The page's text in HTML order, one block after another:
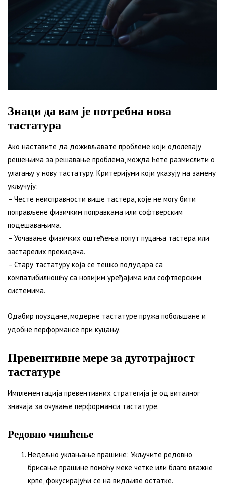
Знаци да вам је потребна нова
тастатура
Ако наставите да доживљавате проблеме који одолевају
решењима за решавање проблема, можда ћете размислити о
улагању у нову тастатуру. Критеријуми који указују на замену
укључују:
– Честе неисправности више тастера, које не могу бити
поправљене физичким поправкама или софтверским
подешавањима.
– Уочавање физичких оштећења попут пуцања тастера или
застарелих прекидача.
– Стару тастатуру која се тешко подудара са
компатибилношћу са новијим уређајима или софтверским
системима.
Одабир поуздане, модерне тастатуре пружа побољшане и
удобне перформансе при куцању.
Превентивне мере за дуготрајност
тастатуре
Имплементација превентивних стратегија је од виталног
значаја за очување перформанси тастатуре.
Редовно чишћење
Недељно уклањање прашине: Укључите редовно
брисање прашине помоћу меке четке или благо влажне
крпе, фокусирајући се на видљиве остатке.